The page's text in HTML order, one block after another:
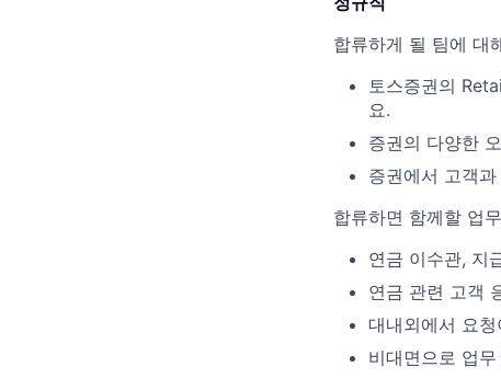
합류하게 될 팀에 대
토스증권의
요.
증권의 다양한
증권에서 고객
합류하면 함께할 업
연금 이수관, 지
연금 관련 고객
대내외에서 요
비대면으로 업